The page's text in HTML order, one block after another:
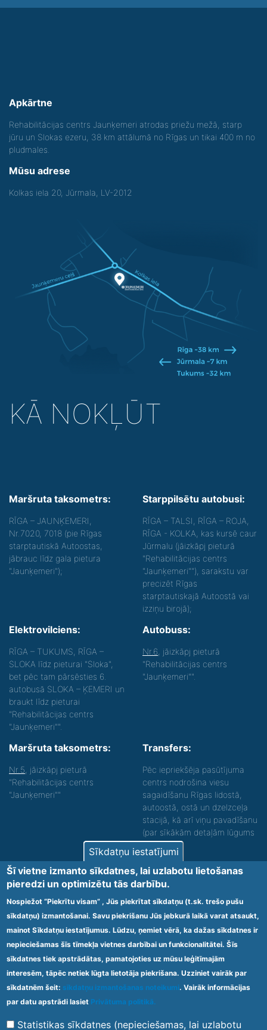
Apkārtne
Rehabilitācijas centrs Jaunķemeri atrodas priežu mežā, starp
jūru un Slokas ezeru, 38 km attālumā no Rīgas un tikai 400 m no
pludmales.
Mūsu adrese
Kolkas iela 20, Jūrmala, LV-2012
KĀ NOKĻŪT
Maršruta taksometrs:
RĪGA – JAUNĶEMERI,
Nr.7020, 7018 (pie Rīgas
starptautiskā Autoostas,
jābrauc līdz gala pietura
"Jaunķemeri");
Starppilsētu autobusi:
RĪGA – TALSI, RĪGA – ROJA,
RĪGA - KOLKA, kas kursē caur
Jūrmalu (jāizkāpj pieturā
"Rehabilitācijas centrs
"Jaunķemeri""), sarakstu var
precizēt Rīgas
starptautiskajā Autoostā vai
izziņu birojā);
Elektrovilciens:
RĪGA – TUKUMS, RĪGA –
SLOKA līdz pieturai "Sloka",
bet pēc tam pārsēsties 6.
autobusā SLOKA – ĶEMERI un
braukt līdz pieturai
"Rehabilitācijas centrs
"Jaunķemeri"".
Autobuss:
Nr.6 , jāizkāpj pieturā
"Rehabilitācijas centrs
"Jaunķemeri"".
Maršruta taksometrs:
Nr.5 , jāizkāpj pieturā
"Rehabilitācijas centrs
"Jaunķemeri""
Transfers:
Pēc iepriekšēja pasūtījuma
centrs nodrošina viesu
sagaidīšanu Rīgas lidostā,
autoostā, ostā un dzelzceļa
stacijā, kā arī viņu pavadīšanu
(par sīkākām detaļām lūgums
zvanīt).
Nodrošinām vides piekļūstamību personām ar
funkcionāliem traucējumiem! SIA „Sanare-KRC
Jaunķemeri”, Kolkas ielā 20, Jūrmalā ir nodrošināta vides
piekļūstamība personām ar funkcionāliem traucējumiem,
tādejādi nodrošinot atbilstību Ministru kabineta
2009.gada 20.janvāra noteikumos Nr.60 „Noteikumi par
obligātajām prasībām ārstniecības iestādēm un to
struktūrvienībām” minētajām prasībām.
Ārstniecības iestādes kods 1300 – 64003
Footer
menu
Vietnes karte Noteikumi un privātuma politika
Sīkdatņu iestatījumi
Šī vietne izmanto sīkdatnes, lai uzlabotu lietošanas
pieredzi un optimizētu tās darbību.
Nospiežot “Piekrītu visam” , Jūs piekrītat sīkdatņu (t.sk. trešo pušu
sīkdatņu) izmantošanai. Savu piekrišanu Jūs jebkurā laikā varat atsaukt,
mainot Sīkdatņu iestatījumus. Lūdzu, ņemiet vērā, ka dažas sīkdatnes ir
nepieciešamas šīs tīmekļa vietnes darbībai un funkcionalitātei. Šīs
sīkdatnes tiek apstrādātas, pamatojoties uz mūsu leģitīmajām
interesēm, tāpēc netiek lūgta lietotāja piekrišana. Uzziniet vairāk par
sīkdatnēm šeit: sīkdatņu izmantošanas noteikumi. Vairāk informācijas
par datu apstrādi lasiet Privātuma politikā.
Statistikas sīkdatnes (nepieciešamas, lai uzlabotu